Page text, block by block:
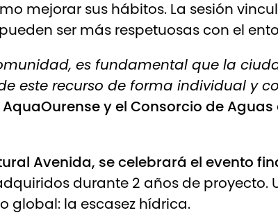
mejorar sus hábitos. La sesión
ser más respetuosas con el
es fundamental que la
este recurso de forma individual y
AquaOurensey el Consorcio de
Avenida, se celebrará el evento
durante 2 años de
global: la escasez hídrica.